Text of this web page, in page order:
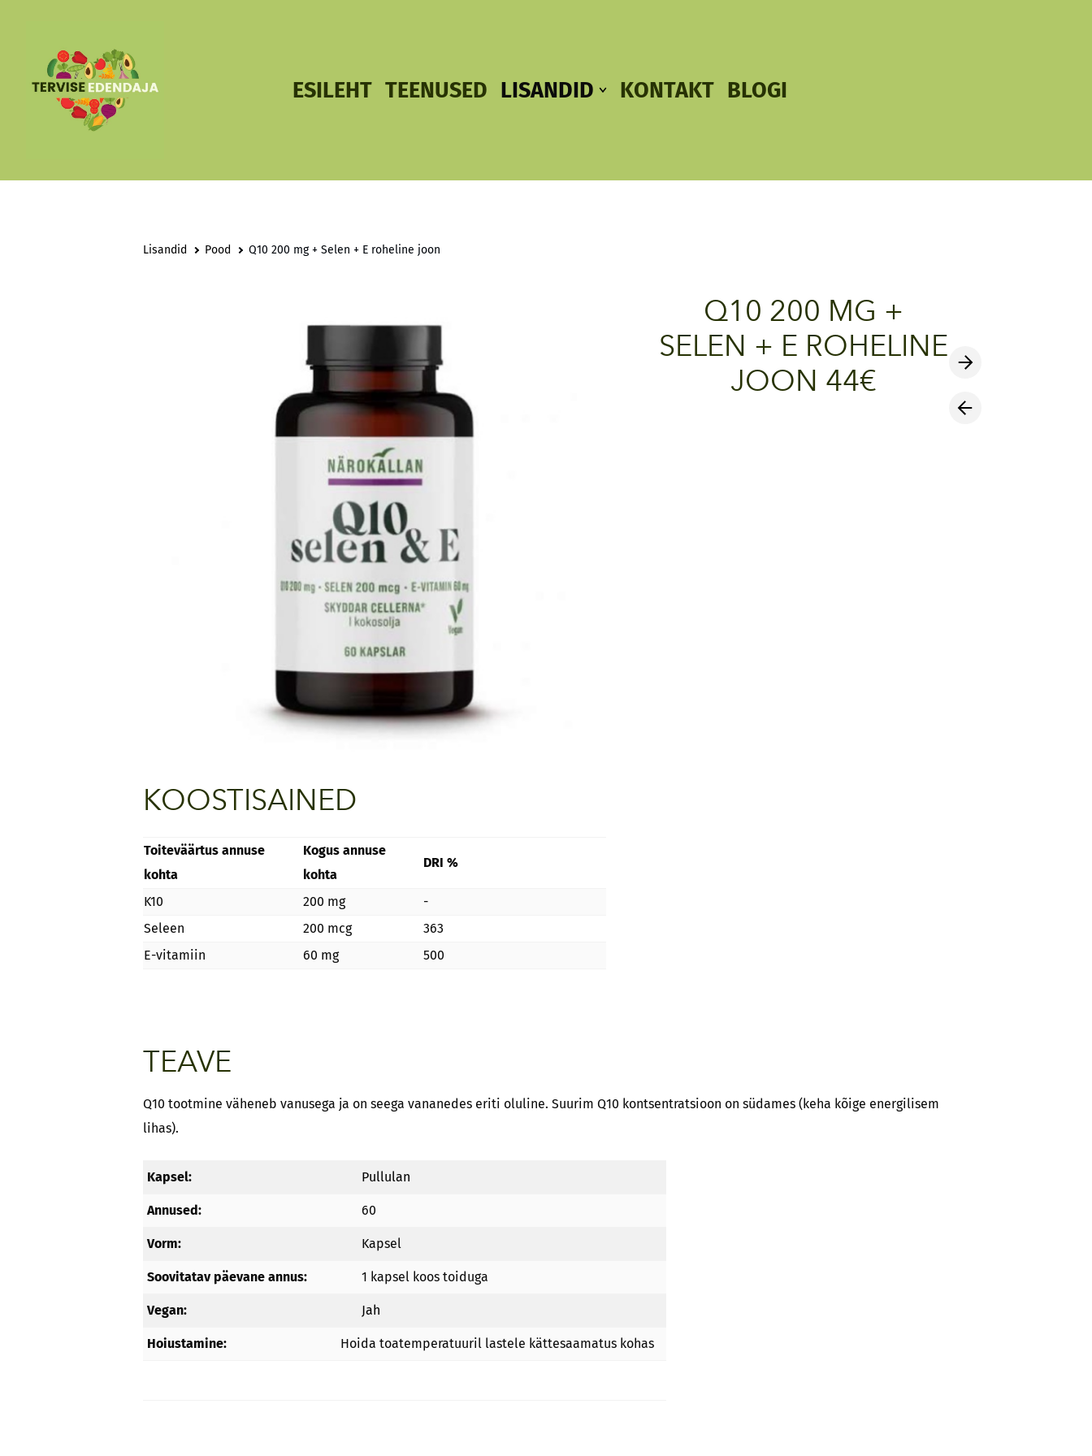
ESILEHT TEENUSED LISANDID KONTAKT BLOGI
Lisandid Pood Q10 200 mg + Selen + E roheline joon
KOOSTISAINED
Toiteväärtus annuse
kohta
Kogus annuse
kohta
DRI %
K10 200 mg
-
Seleen
200 mcg
363
E-vitamiin
60 mg 500
Q10 200 MG +
SELEN + E ROHELINE
JOON 44€
TEAVE
Q10 tootmine väheneb vanusega ja on seega vananedes eriti oluline. Suurim Q10 kontsentratsioon on südames (keha kõige energilisem
lihas).
Kapsel: Pullulan
Annused: 60
Vorm: Kapsel
Soovitatav päevane annus: 1 kapsel koos toiduga
Vegan: Jah
Hoiustamine: Hoida toatemperatuuril lastele kättesaamatus kohas